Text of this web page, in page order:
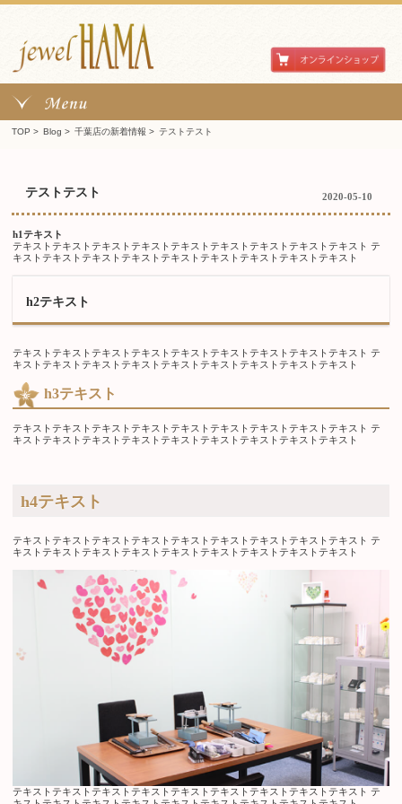
TOP > Blog > 千葉店の新着情報 > テストテスト
テストテスト 2020-05-10
h1テキスト
テキストテキストテキストテキストテキストテキストテキストテキストテキスト テ
キストテキストテキストテキストテキストテキストテキストテキストテキスト
h2テキスト
テキストテキストテキストテキストテキストテキストテキストテキストテキスト テ
キストテキストテキストテキストテキストテキストテキストテキストテキスト
h3テキスト
テキストテキストテキストテキストテキストテキストテキストテキストテキスト テ
キストテキストテキストテキストテキストテキストテキストテキストテキスト
h4テキスト
テキストテキストテキストテキストテキストテキストテキストテキストテキスト テ
キストテキストテキストテキストテキストテキストテキストテキストテキスト
テキストテキストテキストテキストテキストテキストテキストテキストテキスト テ